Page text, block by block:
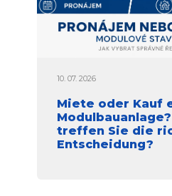
10. 07. 2026
Miete oder Kauf
treffen Sie die
Entscheidung?